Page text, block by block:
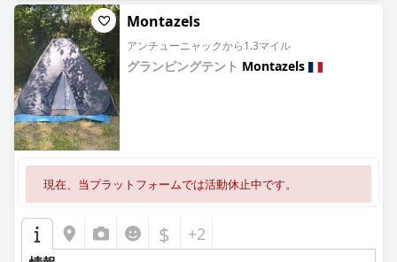
Montazels
アンチューニャックから1.3マイル
グランピングテント Montazels
現在、当プラットフォームでは活動休止中です。
$ +2